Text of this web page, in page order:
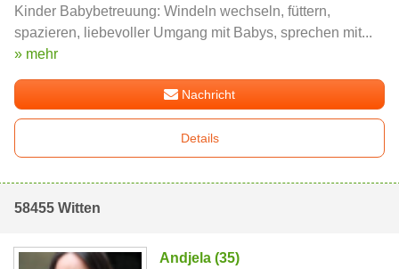
Kinder Babybetreuung: Windeln wechseln, füttern,
spazieren, liebevoller Umgang mit Babys, sprechen mit...
» mehr
Nachricht
Details
58455 Witten
Andjela (35)